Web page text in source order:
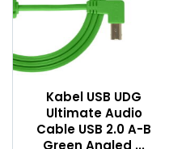
Kabel USB UDG
Ultimate Audio
Cable USB 2.0 A-B
Green Angled ...